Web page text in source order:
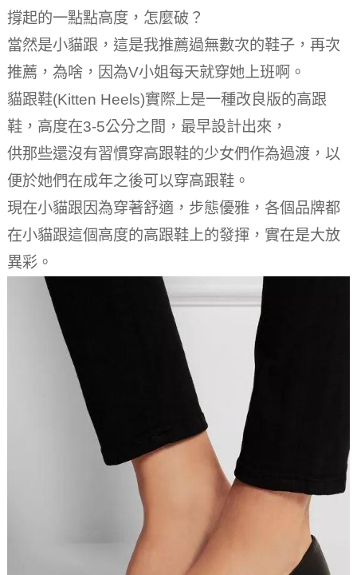
撐起的一點點高度，怎麼破？
當然是小貓跟，這是我推薦過無數次的鞋子，再次
推薦，為啥，因為V小姐每天就穿她上班啊。
貓跟鞋(Kitten Heels)實際上是一種改良版的高跟
鞋，高度在3-5公分之間，最早設計出來，
供那些還沒有習慣穿高跟鞋的少女們作為過渡，以
便於她們在成年之後可以穿高跟鞋。
現在小貓跟因為穿著舒適，步態優雅，各個品牌都
在小貓跟這個高度的高跟鞋上的發揮，實在是大放
異彩。